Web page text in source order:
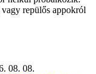
repülős appokról
08. 08.